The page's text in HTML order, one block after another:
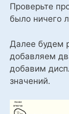
Проверьте
было ничего
Далее будем
добавляем
добавим
значений.